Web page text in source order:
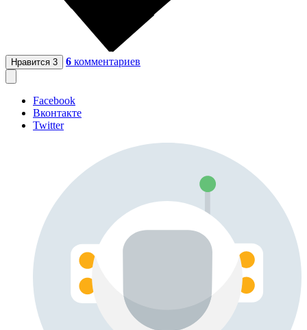
Нравится 3 6 комментариев
Facebook
Вконтакте
Twitter